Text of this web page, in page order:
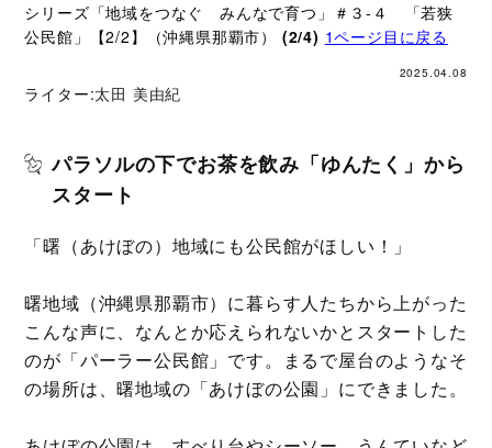
シリーズ「地域をつなぐ みんなで育つ」＃３‐４ 「若狭
公民館」【2/2】（沖縄県那覇市） (2/4) 1ページ目に戻る
2025.04.08
ライター:太田 美由紀
パラソルの下でお茶を飲み「ゆんたく」から
スタート
「曙（あけぼの）地域にも公民館がほしい！」
曙地域（沖縄県那覇市）に暮らす人たちから上がった
こんな声に、なんとか応えられないかとスタートした
のが「パーラー公民館」です。まるで屋台のようなそ
の場所は、曙地域の「あけぼの公園」にできました。